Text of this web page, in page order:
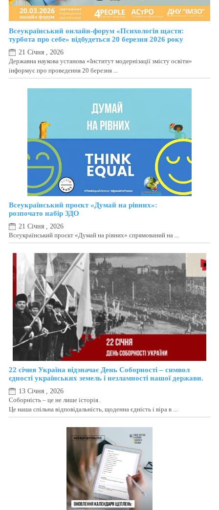
Всеукраїнський онлайн-форум «Психологія щастя:
турбота про себе» відбудеться 20 березня 2026 року
21 Січня , 2026
Державна наукова установа «Інститут модернізації змісту освіти»
інформує про проведення 20 березня ...
Всеукраїнський проєкт «Думай на рівних»:
розпочато набір ЗДО
21 Січня , 2026
Всеукраїнський проєкт «Думай на рівних» спрямований на ...
22 січня Україна відзначає День Соборності – символ
єдності українських земель і незламності нашої держави.
13 Січня , 2026
Соборність – це не лише історія.
Це наша спільна відповідальність, щоденна єдність і віра в ...